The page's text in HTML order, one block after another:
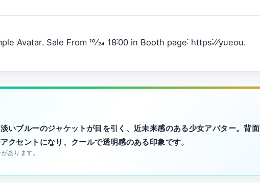
Avatar․ Sale From 10⁄24 18˸00 in Booth page˸ https˸⁄⁄yueou․
いブルーのジャケットが目を引く、近未来感のある少女アバター。背面
クセントになり、クールで透明感のある印象です。
あります。